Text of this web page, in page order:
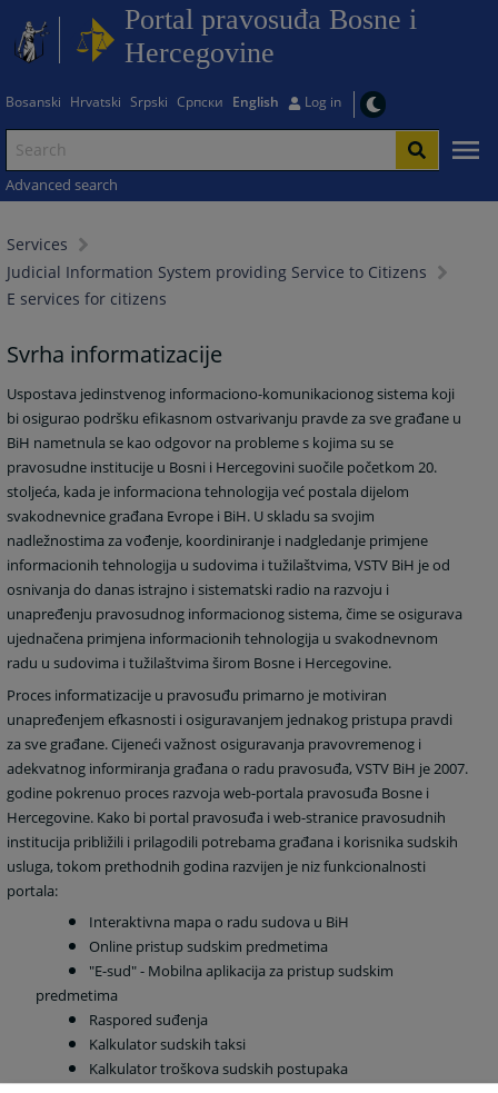
Portal pravosuđa Bosne i
Hercegovine
Bosanski Hrvatski Srpski Српски English Log in
Advanced search
Services
Judicial Information System providing Service to Citizens
E services for citizens
Svrha informatizacije
Uspostava jedinstvenog informaciono-komunikacionog sistema koji
bi osigurao podršku efikasnom ostvarivanju pravde za sve građane u
BiH nametnula se kao odgovor na probleme s kojima su se
pravosudne institucije u Bosni i Hercegovini suočile početkom 20.
stoljeća, kada je informaciona tehnologija već postala dijelom
svakodnevnice građana Evrope i BiH. U skladu sa svojim
nadležnostima za vođenje, koordiniranje i nadgledanje primjene
informacionih tehnologija u sudovima i tužilaštvima, VSTV BiH je od
osnivanja do danas istrajno i sistematski radio na razvoju i
unapređenju pravosudnog informacionog sistema, čime se osigurava
ujednačena primjena informacionih tehnologija u svakodnevnom
radu u sudovima i tužilaštvima širom Bosne i Hercegovine.
Proces informatizacije u pravosuđu primarno je motiviran
unapređenjem efkasnosti i osiguravanjem jednakog pristupa pravdi
za sve građane. Cijeneći važnost osiguravanja pravovremenog i
adekvatnog informiranja građana o radu pravosuđa, VSTV BiH je 2007.
godine pokrenuo proces razvoja web-portala pravosuđa Bosne i
Hercegovine. Kako bi portal pravosuđa i web-stranice pravosudnih
institucija približili i prilagodili potrebama građana i korisnika sudskih
usluga, tokom prethodnih godina razvijen je niz funkcionalnosti
portala:
Interaktivna mapa o radu sudova u BiH
Online pristup sudskim predmetima
"E-sud" - Mobilna aplikacija za pristup sudskim
predmetima
Raspored suđenja
Kalkulator sudskih taksi
Kalkulator troškova sudskih postupaka